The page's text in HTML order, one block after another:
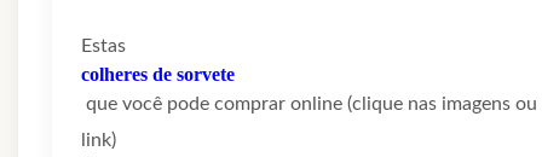
Estas
colheres de sorvete
que você pode comprar online (clique nas imagens ou
link)